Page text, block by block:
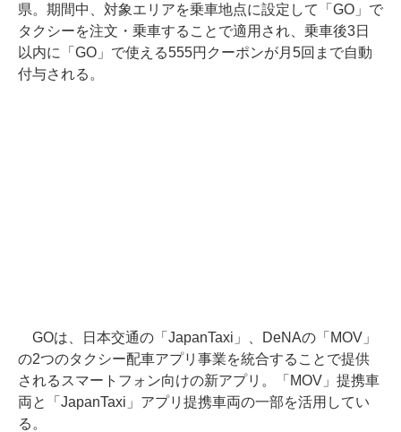
県。期間中、対象エリアを乗車地点に設定して「GO」で
タクシーを注文・乗車することで適用され、乗車後3日
以内に「GO」で使える555円クーポンが月5回まで自動
付与される。
GOは、日本交通の「JapanTaxi」、DeNAの「MOV」
の2つのタクシー配車アプリ事業を統合することで提供
されるスマートフォン向けの新アプリ。「MOV」提携車
両と「JapanTaxi」アプリ提携車両の一部を活用してい
る。